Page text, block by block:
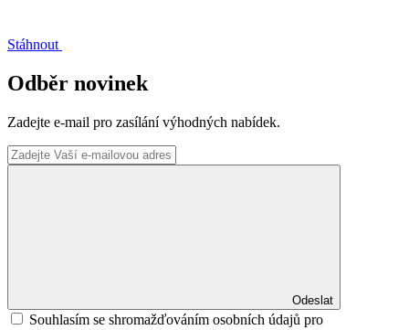
Stáhnout
Odběr novinek
Zadejte e-mail pro zasílání výhodných nabídek.
Odeslat
Souhlasím se shromažďováním osobních údajů pro